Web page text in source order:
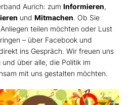
Aurich: zum Informieren,
und Mitmachen. Ob Sie
teilen möchten oder Lust
– über Facebook und
ins Gespräch. Wir freuen uns
über alle, die Politik im
mit uns gestalten möchten.